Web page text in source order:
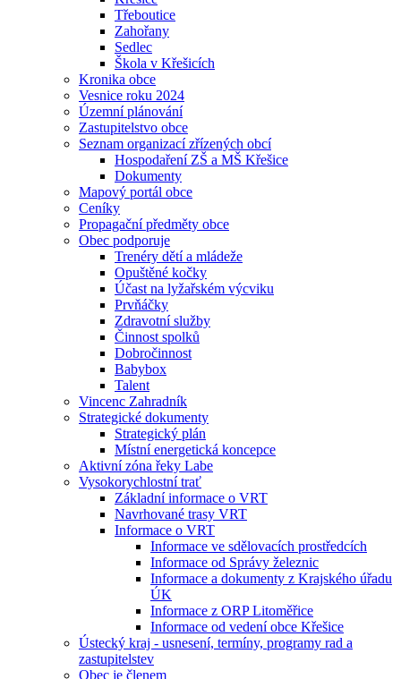
Třeboutice
Zahořany
Sedlec
Škola v Křešicích
Kronika obce
Vesnice roku 2024
Územní plánování
Zastupitelstvo obce
Seznam organizací zřízených obcí
Hospodaření ZŠ a MŠ Křešice
Dokumenty
Mapový portál obce
Ceníky
Propagační předměty obce
Obec podporuje
Trenéry dětí a mládeže
Opuštěné kočky
Účast na lyžařském výcviku
Prvňáčky
Zdravotní služby
Činnost spolků
Dobročinnost
Babybox
Talent
Vincenc Zahradník
Strategické dokumenty
Strategický plán
Místní energetická koncepce
Aktivní zóna řeky Labe
Vysokorychlostní trať
Základní informace o VRT
Navrhované trasy VRT
Informace o VRT
Informace ve sdělovacích prostředcích
Informace od Správy železnic
Informace a dokumenty z Krajského úřadu
ÚK
Informace z ORP Litoměřice
Informace od vedení obce Křešice
Ústecký kraj - usnesení, termíny, programy rad a
zastupitelstev
Obec je členem